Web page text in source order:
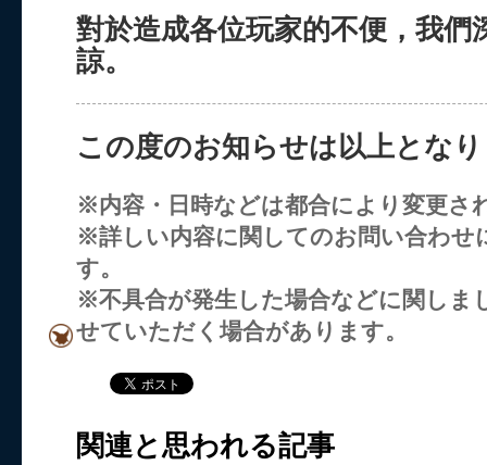
對於造成各位玩家的不便，我們
諒。
この度のお知らせは以上とな
※内容・日時などは都合により変更さ
※詳しい内容に関してのお問い合わせ
す。
※不具合が発生した場合などに関しま
せていただく場合があります。
関連と思われる記事